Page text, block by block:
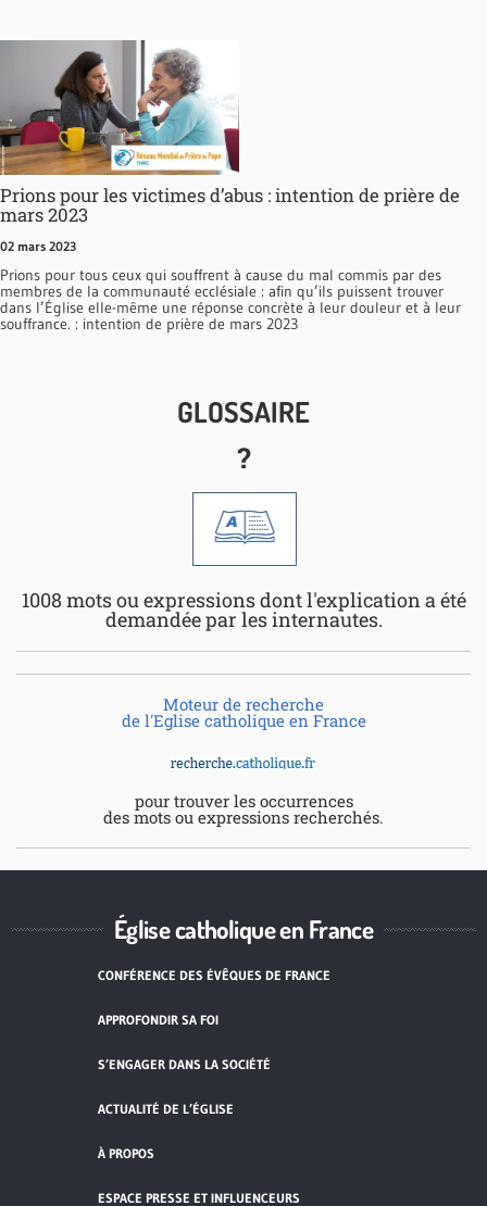
Prions pour les victimes d’abus : intention de prière de
mars 2023
02 mars 2023
Prions pour tous ceux qui souffrent à cause du mal commis par des
membres de la communauté ecclésiale : afin qu’ils puissent trouver
dans l’Église elle-même une réponse concrète à leur douleur et à leur
souffrance. : intention de prière de mars 2023
GLOSSAIRE
?
1008 mots ou expressions dont l'explication a été
demandée par les internautes.
Moteur de recherche
de l'Eglise catholique en France
pour trouver les occurrences
des mots ou expressions recherchés.
Église catholique en France
CONFÉRENCE DES ÉVÊQUES DE FRANCE
APPROFONDIR SA FOI
S’ENGAGER DANS LA SOCIÉTÉ
ACTUALITÉ DE L’ÉGLISE
À PROPOS
ESPACE PRESSE ET INFLUENCEURS